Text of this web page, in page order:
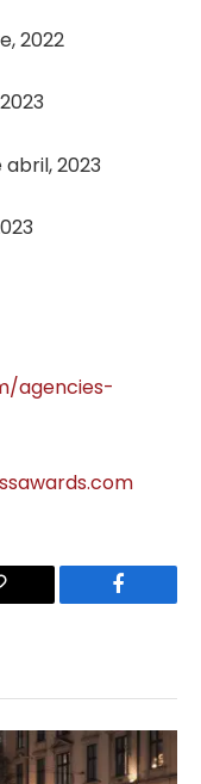
2022
abril, 2023
agencies-
Facebook